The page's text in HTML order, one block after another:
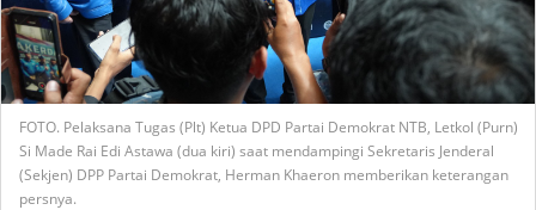
FOTO. Pelaksana Tugas (Plt) Ketua DPD Partai Demokrat NTB, Letkol (Purn)
Si Made Rai Edi Astawa (dua kiri) saat mendampingi Sekretaris Jenderal
(Sekjen) DPP Partai Demokrat, Herman Khaeron memberikan keterangan
persnya.